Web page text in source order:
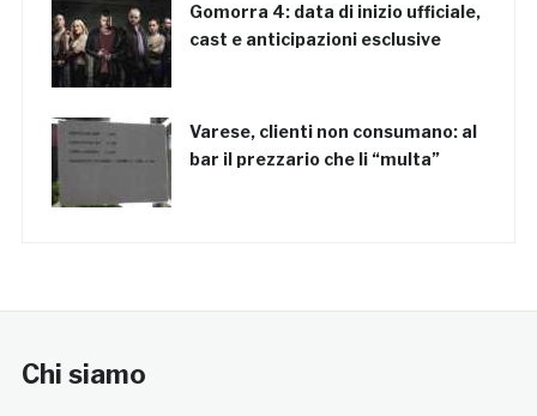
Gomorra 4: data di inizio ufficiale,
cast e anticipazioni esclusive
Varese, clienti non consumano: al
bar il prezzario che li “multa”
Chi siamo